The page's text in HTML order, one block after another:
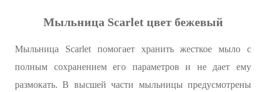
Мыльница Scarlet цвет бежевый
Мыльница Scarlet помогает хранить жесткое мыло с
полным сохранением его параметров и не дает ему
размокать. В высшей части мыльницы предусмотрены